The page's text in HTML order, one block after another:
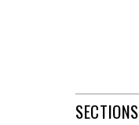
SECTIONS